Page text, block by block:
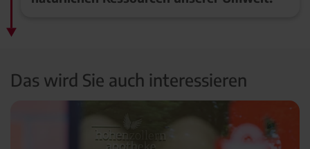
Das wird Sie auch interessieren